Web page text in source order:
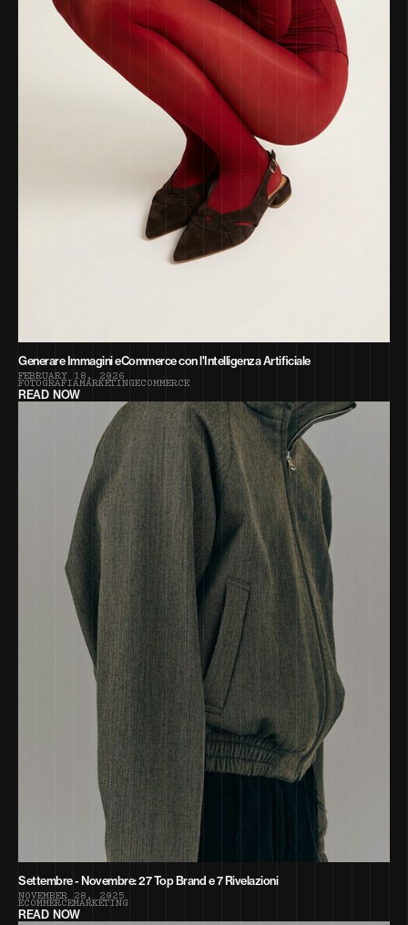
Generare Immagini eCommerce con l'Intelligenza Artificiale
FEBRUARY 1 8 , 2 0 2 6
FOTO GRAFI AMARKETINGEC OMMERCE
READ NOW
Settembre - Novembre: 27 Top Brand e 7 Rivelazioni
N O VEMBER 2 8 , 2 0 2 5
EC OMMERCEMARKETIN G
READ NOW